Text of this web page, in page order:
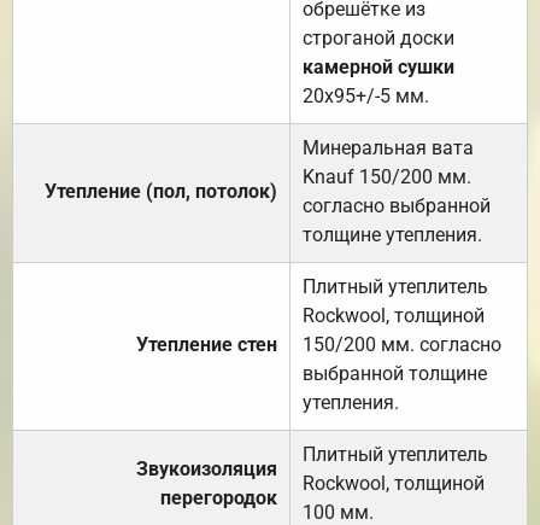
обрешётке из
строганой доски
камерной сушки
20х95+/-5 мм.
Утепление (пол, потолок)
Минеральная вата
Knauf 150/200 мм.
согласно выбранной
толщине утепления.
Утепление стен
Плитный утеплитель
Rockwool, толщиной
150/200 мм. согласно
выбранной толщине
утепления.
Звукоизоляция
перегородок
Плитный утеплитель
Rockwool, толщиной
100 мм.